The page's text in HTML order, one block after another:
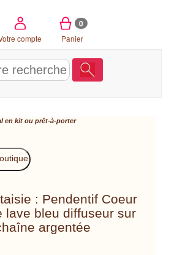
compte
0
Panier
en kit ou prêt-à-porter
: Pendentif Coeur
lave bleu diffuseur sur
argentée